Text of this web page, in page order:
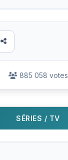
885 058 votes
SÉRIES / TV